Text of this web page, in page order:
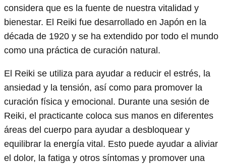
considera que es la fuente de nuestra vitalidad y
bienestar. El Reiki fue desarrollado en Japón en la
década de 1920 y se ha extendido por todo el mundo
como una práctica de curación natural.
El Reiki se utiliza para ayudar a reducir el estrés, la
ansiedad y la tensión, así como para promover la
curación física y emocional. Durante una sesión de
Reiki, el practicante coloca sus manos en diferentes
áreas del cuerpo para ayudar a desbloquear y
equilibrar la energía vital. Esto puede ayudar a aliviar
el dolor, la fatiga y otros síntomas y promover una